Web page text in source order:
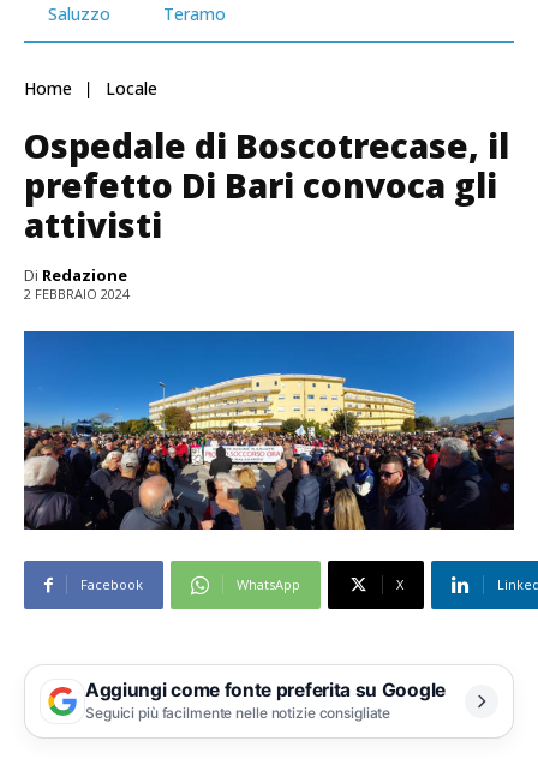
Saluzzo
Teramo
Home Locale
Ospedale di Boscotrecase, il
prefetto Di Bari convoca gli
attivisti
Di Redazione
2 FEBBRAIO 2024
Facebook WhatsApp X
Aggiungi come fonte preferita su Google
Seguici più facilmente nelle notizie consigliate